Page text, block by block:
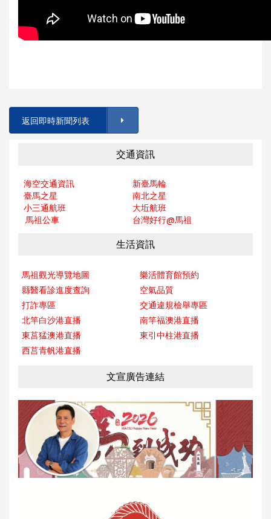
返回即時新聞列表
交通資訊
海空交通資訊
新臺馬輪
臺馬之星
南北之星
小三通航班
大坵航班
馬祖公車
台灣好行@馬祖
生活資訊
馬祖觀光導覽地圖
樂活體育館預約
縣醫看診進度查詢
空氣品質
打詐專區
交通違規檢舉專區
北竿白沙港直播
南竿福澳港直播
東莒猛澳港直播
東引中柱港直播
西莒青帆港直播
文宣廣告連結